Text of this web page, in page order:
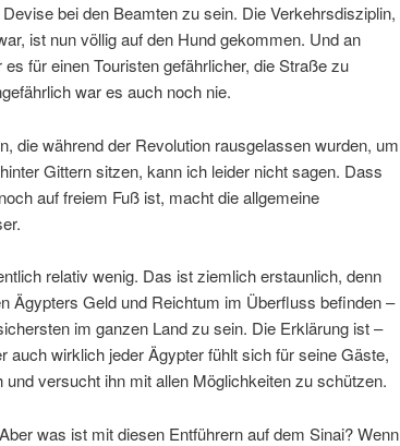
bei den Beamten zu sein. Die Verkehrsdisziplin,
ist nun völlig auf den Hund gekommen. Und an
für einen Touristen gefährlicher, die Straße zu
war es auch noch nie.
die während der Revolution rausgelassen wurden, um
Gittern sitzen, kann ich leider nicht sagen. Dass
auf freiem Fuß ist, macht die allgemeine
relativ wenig. Das ist ziemlich erstaunlich, denn
Ägypters Geld und Reichtum im Überfluss befinden –
im ganzen Land zu sein. Die Erklärung ist –
auch wirklich jeder Ägypter fühlt sich für seine Gäste,
versucht ihn mit allen Möglichkeiten zu schützen.
was ist mit diesen Entführern auf dem Sinai? Wenn